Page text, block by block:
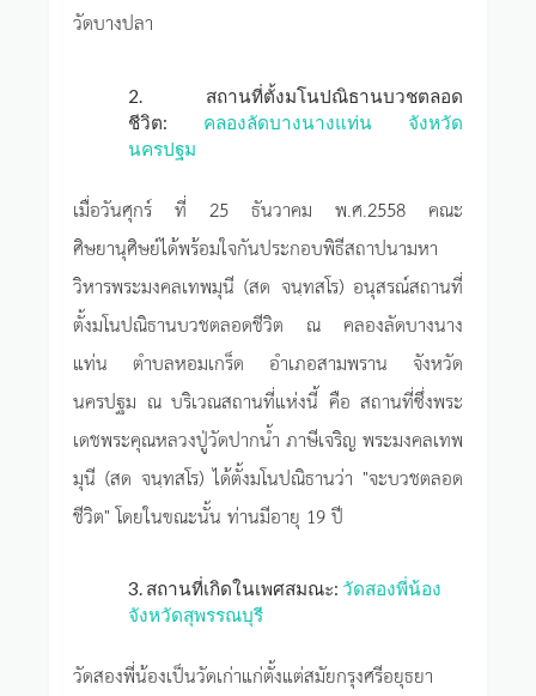
วัดบางปลา
2. สถานที่ตั้งมโนปณิธานบวชตลอด
ชีวิต: คลองลัดบางนางแท่น จังหวัด
นครปฐม
เมื่อวันศุกร์ ที่ 25 ธันวาคม พ.ศ.2558 คณะ
ศิษยานุศิษย์ได้พร้อมใจกันประกอบพิธีสถาปนามหา
วิหารพระมงคลเทพมุนี (สด จนฺทสโร) อนุสรณ์สถานที่
ตั้งมโนปณิธานบวชตลอดชีวิต ณ คลองลัดบางนาง
แท่น ตำบลหอมเกร็ด อำเภอสามพราน จังหวัด
นครปฐม ณ บริเวณสถานที่แห่งนี้ คือ สถานที่ซึ่งพระ
เดชพระคุณหลวงปู่วัดปากน้ำ ภาษีเจริญ พระมงคลเทพ
มุนี (สด จนฺทสโร) ได้ตั้งมโนปณิธานว่า "จะบวชตลอด
ชีวิต" โดยในขณะนั้น ท่านมีอายุ 19 ปี
3. สถานที่เกิดในเพศสมณะ: วัดสองพี่น้อง
จังหวัดสุพรรณบุรี
วัดสองพี่น้องเป็นวัดเก่าแก่ตั้งแต่สมัยกรุงศรีอยุธยา